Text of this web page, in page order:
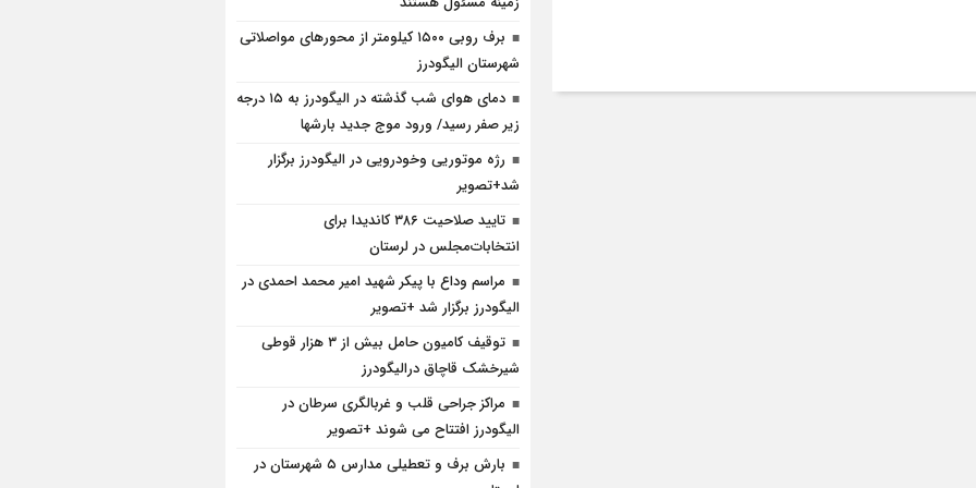
برف روبی ۱۵۰۰ کیلومتر از محور‌های مواصلاتی
شهرستان الیگودرز
دمای هوای شب گذشته در الیگودرز به ۱۵ درجه
زیر صفر رسید/ ورود موج جدید بارشها
رژه موتوریی وخودرویی در الیگودرز برگزار
شد+تصویر
تایید صلاحیت ۳۸۶ کاندیدا برای
انتخابات‌مجلس در لرستان
مراسم وداع با پیکر شهید امیر محمد احمدی در
الیگودرز برگزار شد +تصویر
توقیف کامیون حامل بیش از ۳ هزار قوطی
شیرخشک قاچاق درالیگودرز
مراکز جراحی قلب و غربالگری سرطان در
الیگودرز افتتاح می شوند +تصویر
بارش برف و تعطیلی مدارس ۵ شهرستان در